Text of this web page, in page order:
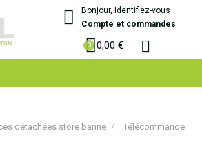
Bonjour, Identifiez-vous
Compte et commandes
0,00 €
détachées store banne
Télécommande